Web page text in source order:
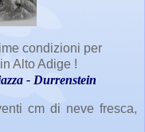
condizioni per
Alto Adige !
- Durrenstein
cm di neve fresca,